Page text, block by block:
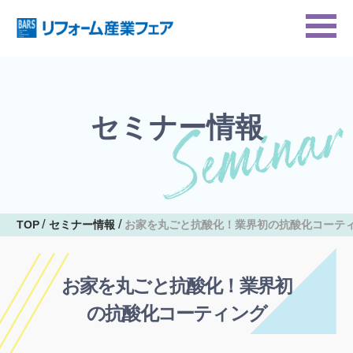
セミナー情報
TOP セミナー情報 お家を丸ごと抗酸化！業界初の抗酸化コーテ
お家を丸ごと抗酸化！業界初
の抗酸化コーティング